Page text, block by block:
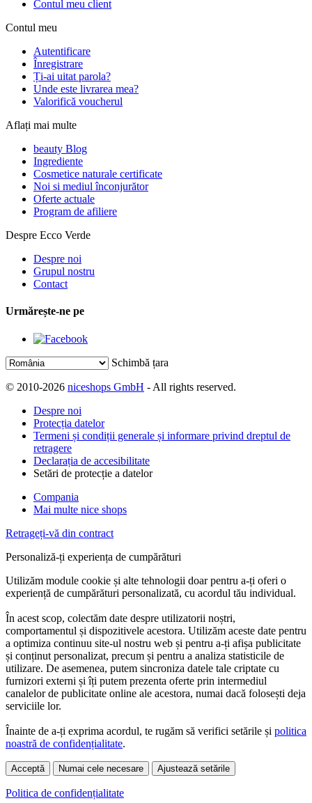
Contul meu client
Contul meu
Autentificare
Înregistrare
Ți-ai uitat parola?
Unde este livrarea mea?
Valorifică voucherul
Aflați mai multe
beauty Blog
Ingrediente
Cosmetice naturale certificate
Noi si mediul înconjurător
Oferte actuale
Program de afiliere
Despre Ecco Verde
Despre noi
Grupul nostru
Contact
Urmărește-ne pe
Schimbă țara
© 2010-2026 niceshops GmbH - All rights reserved.
Despre noi
Protecția datelor
Termeni și condiții generale și informare privind dreptul de
retragere
Declarația de accesibilitate
Setări de protecție a datelor
Compania
Mai multe nice shops
Retrageți-vă din contract
Personaliză-ți experiența de cumpărături
Utilizăm module cookie și alte tehnologii doar pentru a-ți oferi o
experiență de cumpărături personalizată, cu acordul tău individual.
În acest scop, colectăm date despre utilizatorii noștri,
comportamentul și dispozitivele acestora. Utilizăm aceste date pentru
a optimiza continuu site-ul nostru web și pentru a-ți afișa publicitate
și conținut personalizat, precum și pentru a analiza statisticile de
utilizare. De asemenea, putem sincroniza datele tale criptate cu
furnizori externi și îți putem prezenta oferte prin intermediul
canalelor de publicitate online ale acestora, numai dacă folosești deja
serviciile lor.
Înainte de a-ți exprima acordul, te rugăm să verifici setările și politica
noastră de confidențialitate.
Acceptă Numai cele necesare Ajustează setările
Politica de confidențialitate